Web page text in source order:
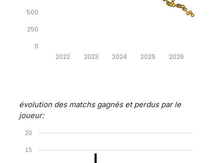
0
250
500
2026
2025
2024
2023
2022
évolution des matchs gagnés et perdus par le
joueur:
15
20